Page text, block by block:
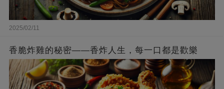
2025/02/11
香脆炸雞的秘密——香炸人生，每一口都是歡樂